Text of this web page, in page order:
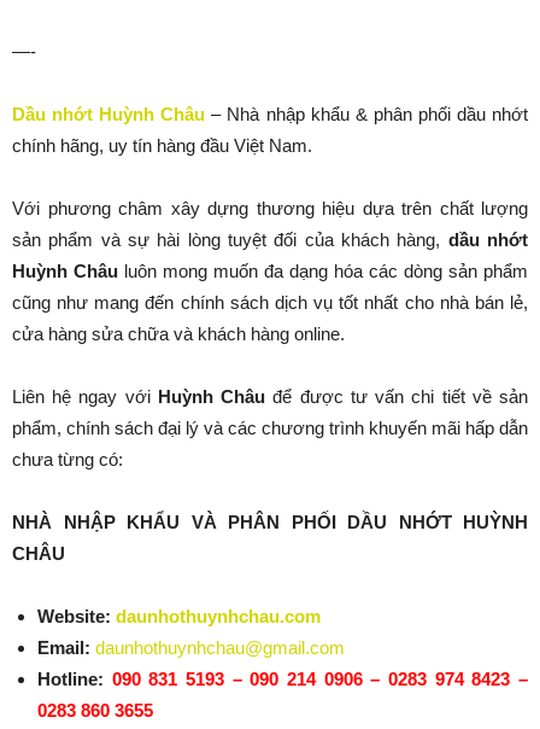
—-
Dầu nhớt Huỳnh Châu – Nhà nhập khẩu & phân phối dầu nhớt
chính hãng, uy tín hàng đầu Việt Nam.
Với phương châm xây dựng thương hiệu dựa trên chất lượng
sản phẩm và sự hài lòng tuyệt đối của khách hàng, dầu nhớt
Huỳnh Châu luôn mong muốn đa dạng hóa các dòng sản phẩm
cũng như mang đến chính sách dịch vụ tốt nhất cho nhà bán lẻ,
cửa hàng sửa chữa và khách hàng online.
Liên hệ ngay với Huỳnh Châu để được tư vấn chi tiết về sản
phẩm, chính sách đại lý và các chương trình khuyến mãi hấp dẫn
chưa từng có:
NHÀ NHẬP KHẨU VÀ PHÂN PHỐI DẦU NHỚT HUỲNH
CHÂU
Website: daunhothuynhchau.com
Email: daunhothuynhchau@gmail.com
Hotline: 090 831 5193 – 090 214 0906 – 0283 974 8423 –
0283 860 3655